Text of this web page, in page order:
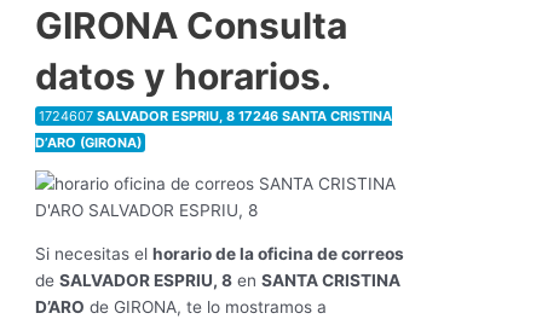
GIRONA Consulta
datos y horarios.
1724607SALVADOR ESPRIU, 8 17246 SANTA CRISTINA
D’ARO (GIRONA)
Si necesitas elhorario de la oficina de correos
deSALVADOR ESPRIU, 8 enSANTA CRISTINA
D’ARO de GIRONA, te lo mostramos a